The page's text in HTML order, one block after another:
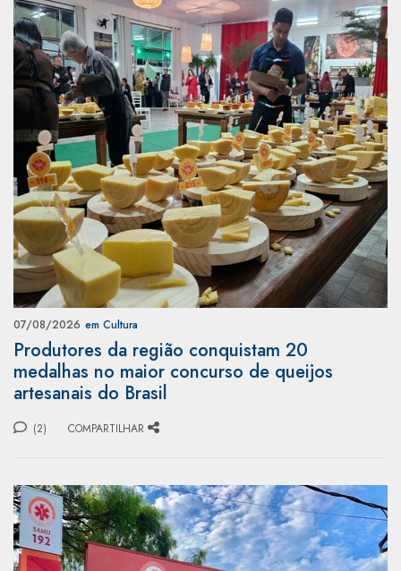
07/08/2026 em Cultura
Produtores da região conquistam 20
medalhas no maior concurso de queijos
artesanais do Brasil
(2) COMPARTILHAR